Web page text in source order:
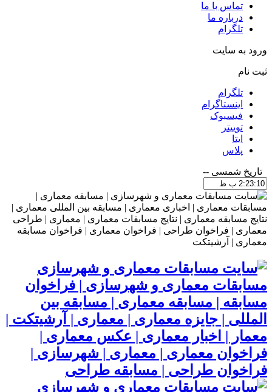
تماس با ما
درباره ما
تلگرام
ورود به سایت
ثبت نام
تلگرام
اینستاگرام
فیسبوک
توییتر
ایتا
پلاس
تاریخ شمسی --
مسابقات معماری و شهرسازی | فراخوان
مسابقه | مسابقه معماری | مسابقه بین
المللی | جایزه معماری | معماری | آرشیتکت |
معمار | اخبار معماری | عکس معماری |
فراخوان معماری | معماری | شهرسازی |
فراخوان طراحی | مسابقه طراحی